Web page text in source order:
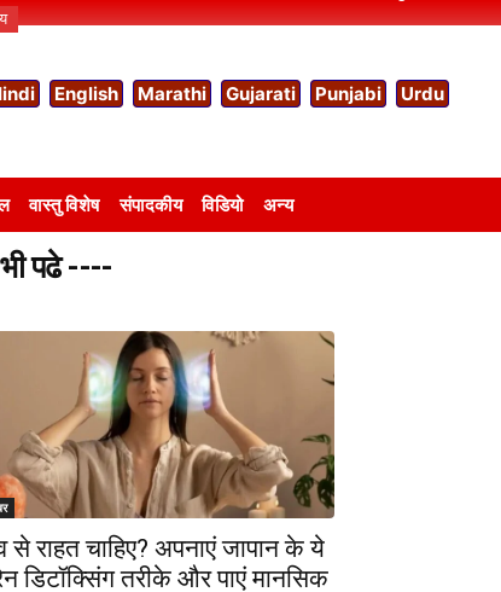
English Marathi Gujarati Punjabi Urdu
वास्तु विशेष संपादकीय विडियो अन्य
पढे ----
से राहत चाहिए? अपनाएं जापान के ये
डिटॉक्सिंग तरीके और पाएं मानसिक